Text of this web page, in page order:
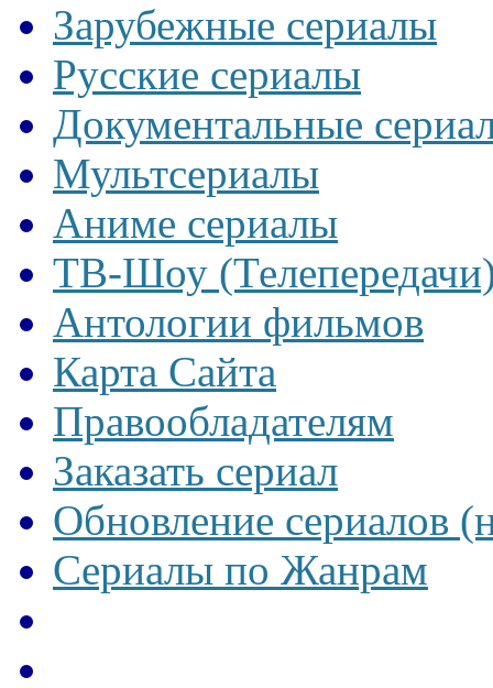
Зарубежные сериалы
Русские сериалы
Документальные
Мультсериалы
Аниме сериалы
ТВ-Шоу
Антологии фильмов
Карта Сайта
Правообладателям
Заказать сериал
Обновление сериалов
Сериалы по Жанрам